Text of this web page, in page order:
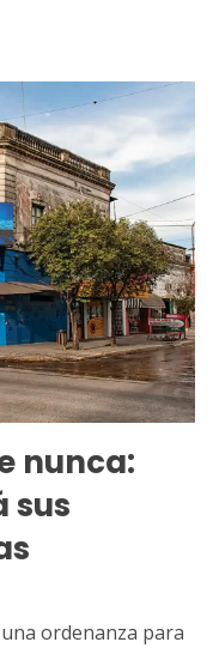
nunca:
sus
ordenanza para